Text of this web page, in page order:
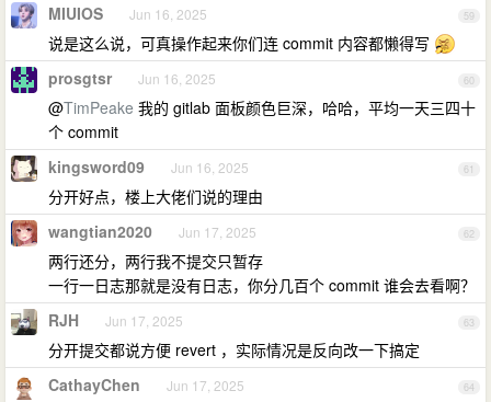
59
MIUIOS Jun 16, 2025
说是这么说，可真操作起来你们连 commit 内容都懒得写
60
prosgtsr Jun 16, 2025
@TimPeake 我的 gitlab 面板颜色巨深，哈哈，平均一天三四十
个 commit
61
kingsword09 Jun 16, 2025
分开好点，楼上大佬们说的理由
62
wangtian2020 Jun 17, 2025
两行还分，两行我不提交只暂存
一行一日志那就是没有日志，你分几百个 commit 谁会去看啊？
63
RJH Jun 17, 2025
分开提交都说方便 revert ，实际情况是反向改一下搞定
64
CathayChen Jun 17, 2025